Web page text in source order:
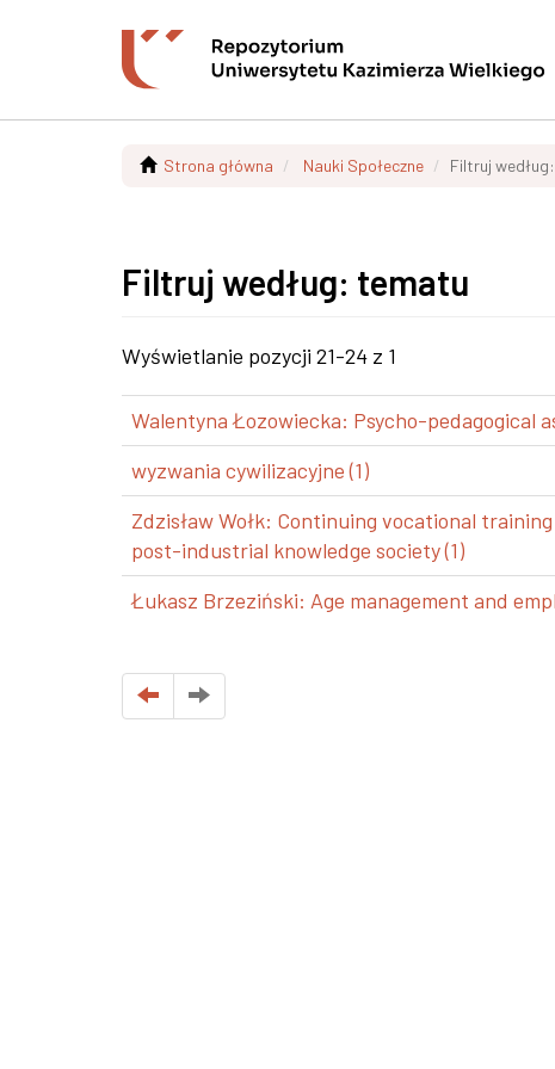
Strona główna Nauki Społeczne Filtruj
Filtruj według: tematu
Wyświetlanie pozycji 21-24 z 1
Walentyna Łozowiecka: Psycho-pedagogical
wyzwania cywilizacyjne (1)
Zdzisław Wołk: Continuing vocational
post-industrial knowledge society (1)
Łukasz Brzeziński: Age management and